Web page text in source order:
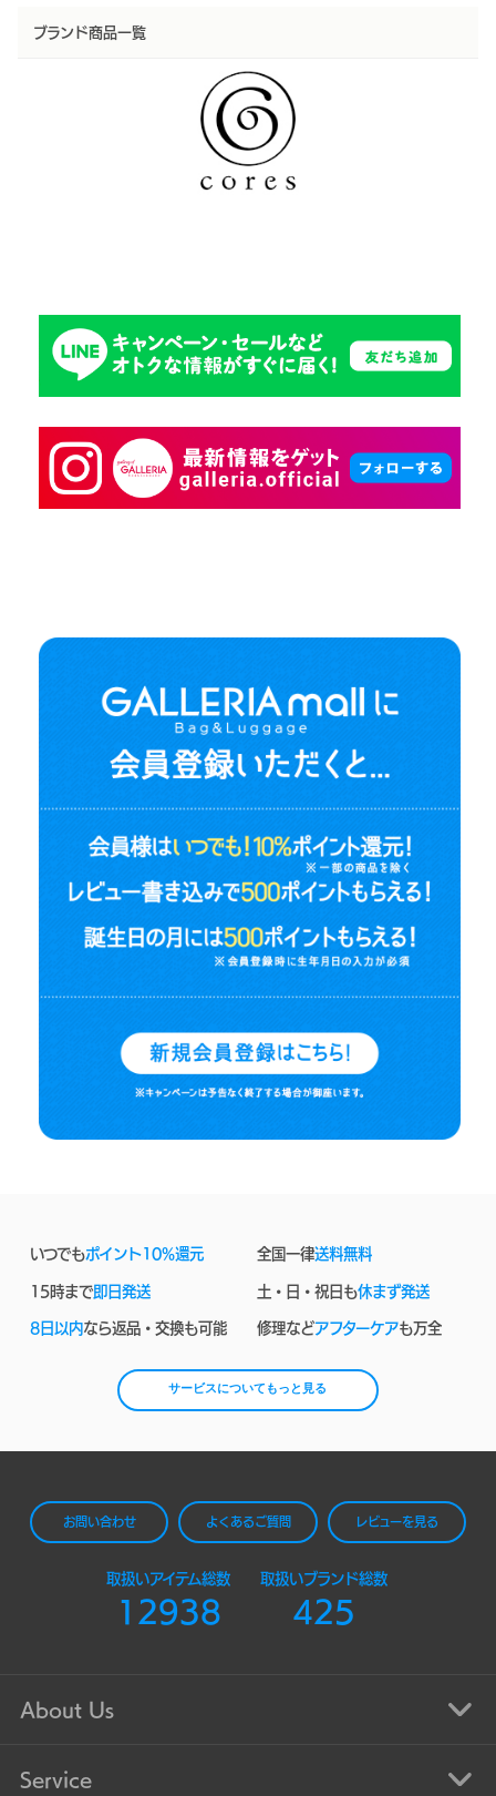
ブランド商品一覧
いつでもポイント10%還元 全国一律送料無料
15時まで即日発送 土・日・祝日も休まず発送
8日以内なら返品・交換も可能 修理などアフターケアも万全
サービスについてもっと見る
お問い合わせ よくあるご質問 レビューを見る
取扱いアイテム総数
12938
取扱いブランド総数
425
About Us
Service